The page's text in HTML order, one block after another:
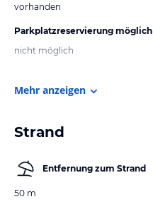
vorhanden
Parkplatzreservierung möglich
nicht möglich
Mehr anzeigen
Strand
Entfernung zum Strand
50 m